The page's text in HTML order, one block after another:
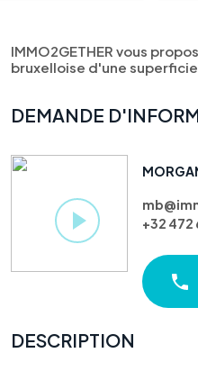
IMMO2GETHER vous
bruxelloise d'une
DEMANDE
+32 472
DESCRIPTION